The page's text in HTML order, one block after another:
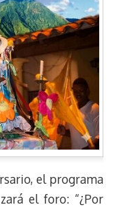
el programa
el foro: “¿Por